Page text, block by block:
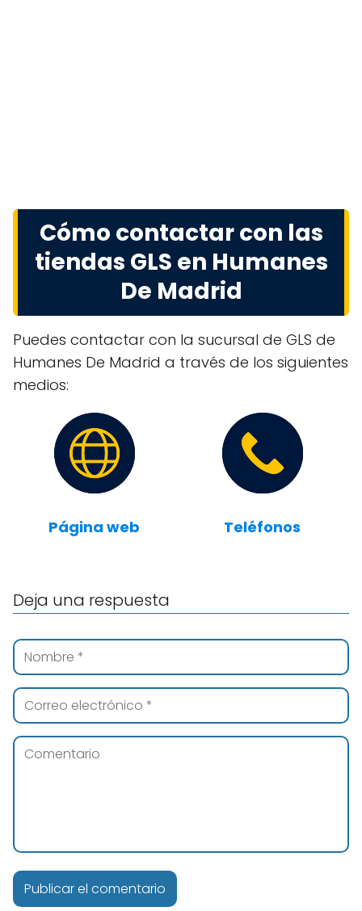
Cómo contactar con las
tiendas GLS en Humanes
De Madrid
Puedes contactar con la sucursal de GLS de
Humanes De Madrid a través de los siguientes
medios:
Página web Teléfonos
Deja una respuesta